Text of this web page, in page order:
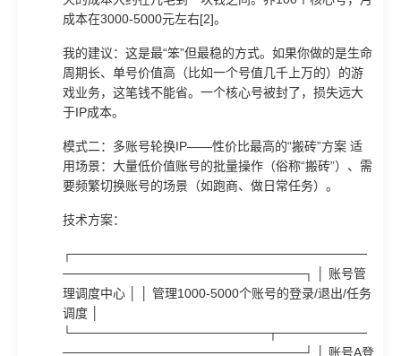
成本在3000-5000元左右[2]。
我的建议：这是最“笨”但最稳的方式。如果你做的是生命
周期长、单号价值高（比如一个号值几千上万的）的游
戏业务，这笔钱不能省。一个核心号被封了，损失远大
于IP成本。
模式二：多账号轮换IP——性价比最高的“搬砖”方案 适
用场景：大量低价值账号的批量操作（俗称“搬砖”）、需
要频繁切换账号的场景（如跑商、做日常任务）。
技术方案：
┌─────────────────────────────────
───────────────────────────┐ │ 账号管
理调度中心 │ │ 管理1000-5000个账号的登录/退出/任务
调度 │
└──────────────────────┬──────────
───────────────────────────┘ │ 账号A登